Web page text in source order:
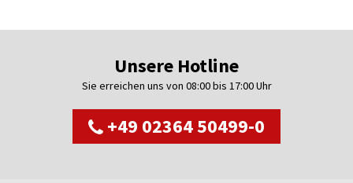
Unsere Hotline
Sie erreichen uns von 08:00 bis 17:00 Uhr
+49 02364 50499-0